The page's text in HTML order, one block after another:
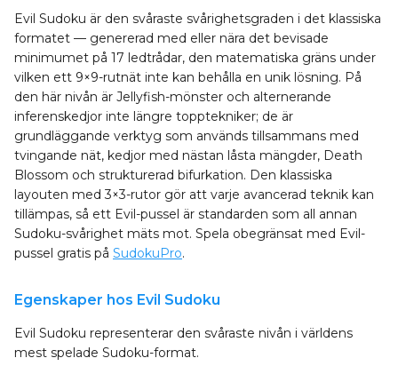
Evil Sudoku är den svåraste svårighetsgraden i det klassiska
formatet — genererad med eller nära det bevisade
minimumet på 17 ledtrådar, den matematiska gräns under
vilken ett 9×9-rutnät inte kan behålla en unik lösning. På
den här nivån är Jellyfish-mönster och alternerande
inferenskedjor inte längre topptekniker; de är
grundläggande verktyg som används tillsammans med
tvingande nät, kedjor med nästan låsta mängder, Death
Blossom och strukturerad bifurkation. Den klassiska
layouten med 3×3-rutor gör att varje avancerad teknik kan
tillämpas, så ett Evil-pussel är standarden som all annan
Sudoku-svårighet mäts mot. Spela obegränsat med Evil-
pussel gratis på SudokuPro.
Egenskaper hos Evil Sudoku
Evil Sudoku representerar den svåraste nivån i världens
mest spelade Sudoku-format.